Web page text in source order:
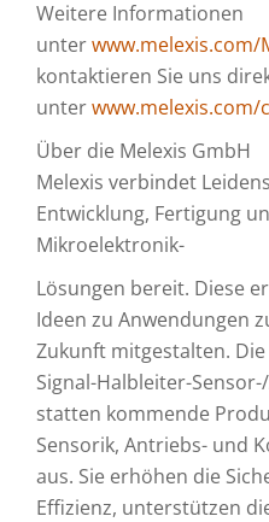
Weitere Informationen
unterwww.melexis.com/
kontaktieren Sie uns
unterwww.melexis.com/
Über die Melexis GmbH
Melexis verbindet
Entwicklung, Fertigung
Mikroelektronik-
Lösungen bereit. Diese
Ideen zu Anwendungen
Zukunft mitgestalten.
Signal-Halbleiter-
statten kommende
Sensorik, Antriebs- und
aus. Sie erhöhen die
Effizienz, unterstützen